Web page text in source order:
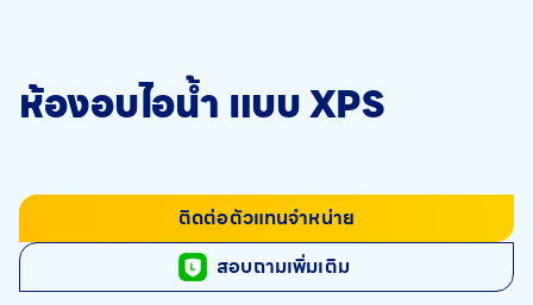
ห้องอบไอน้ำ แบบ XPS
ติดต่อตัวแทนจำหน่าย
สอบถามเพิ่มเติม